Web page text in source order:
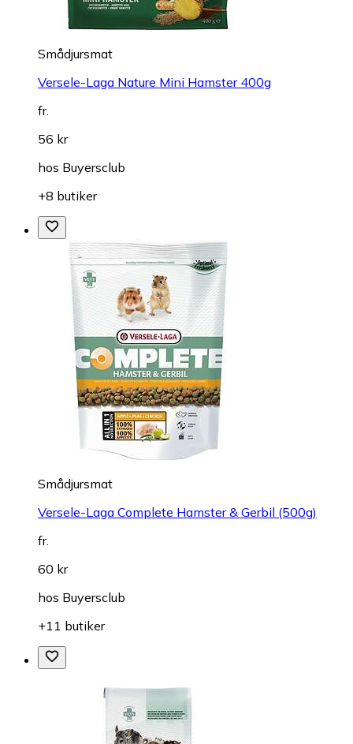
Smådjursmat
Versele-Laga Nature Mini Hamster 400g
fr.
56 kr
hos Buyersclub
+8 butiker
Smådjursmat
Versele-Laga Complete Hamster & Gerbil (500g)
fr.
60 kr
hos Buyersclub
+11 butiker